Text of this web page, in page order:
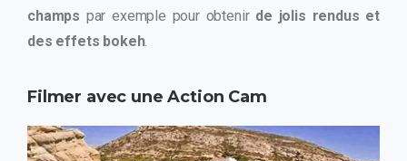
champs par exemple pour obtenir de jolis rendus et
des effets bokeh.
Filmer avec une Action Cam